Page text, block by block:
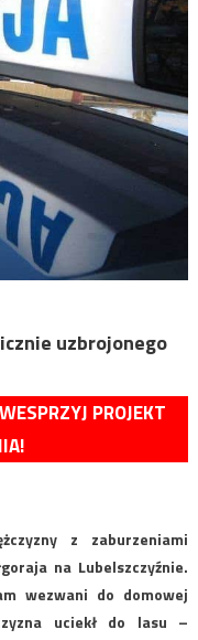
uzbrojonego
PROJEKT
z zaburzeniami
na Lubelszczyźnie.
wezwani do domowej
uciekł do lasu –